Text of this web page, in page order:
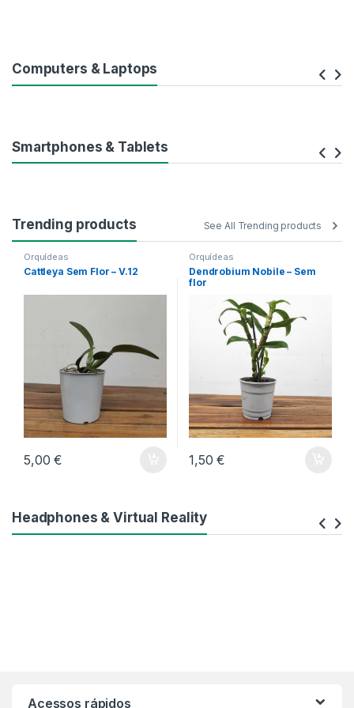
Computers & Laptops
Smartphones & Tablets
Trending products See All Trending products
Orquídeas
Cattleya Sem Flor – V.12
5,00€
Orquídeas
Dendrobium Nobile – Sem
flor
1,50€
Headphones & Virtual Reality
Acessos rápidos